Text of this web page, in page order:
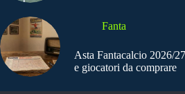
Fanta
Asta Fantacalcio 2026/
e giocatori da comprare